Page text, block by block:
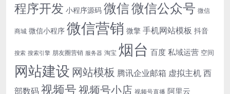
程序开发 小程序源码 微信微信公众号 微信
商城 微信小程序 微信营销 微擎 手机网站模板 抖音
搜索 搜索引擎 朋友圈营销 服务器 淘宝 烟台 百度 私域运营 空间
网站建设 网站模板 腾讯企业邮箱 虚拟主机西
部数码视频号视频号小店 视频号直播 阿里云